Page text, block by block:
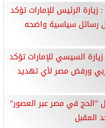
: زيارة الرئيس للإمارات تؤكد
رسائل سياسية واضحه
السيسي للإمارات تؤكد
ورفض مصر لأي تهديد
”الحج في مصر عبر العصور”
المقبل